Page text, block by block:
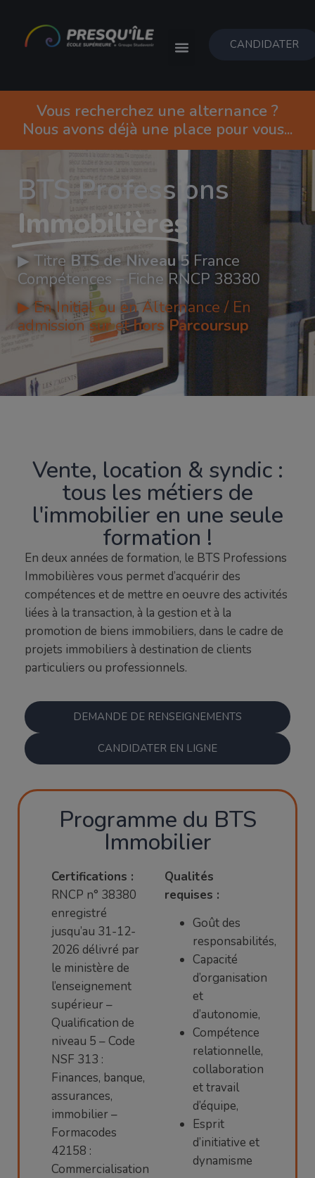
CANDIDATER
Vous recherchez une alternance ?
Nous avons déjà une place pour vous...
BTS Professions
Immobilières
▶︎ Titre BTS de Niveau 5 France
Compétences – Fiche RNCP 38380
▶︎En Initial ou en Alternance / En
admissionsurethors Parcoursup
Vente, location & syndic :
tous les métiers de
l'immobilier en une seule
formation !
En deux années de formation, le BTS Professions
Immobilières vous permet d’acquérir des
compétences et de mettre en oeuvre des activités
liées à la transaction, à la gestion et à la
promotion de biens immobiliers, dans le cadre de
projets immobiliers à destination de clients
particuliers ou professionnels.
DEMANDE DE RENSEIGNEMENTS
CANDIDATER EN LIGNE
Programme du BTS
Immobilier
Certifications :
RNCP n° 38380
enregistré
jusqu’au 31-12-
2026 délivré par
le ministère de
l’enseignement
supérieur –
Qualification de
niveau 5 – Code
NSF 313 :
Finances, banque,
assurances,
immobilier –
Formacodes
42158 :
Commercialisation
Qualités
requises :
Goût des
responsabilités,
Capacité
d’organisation
et
d’autonomie,
Compétence
relationnelle,
collaboration
et travail
d’équipe,
Esprit
d’initiative et
dynamisme